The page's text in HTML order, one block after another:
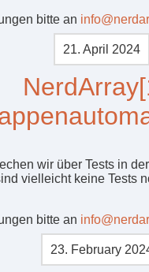
bitte an
21. April 2024
wir über Tests in
vielleicht keine Tests
bitte an
23. February